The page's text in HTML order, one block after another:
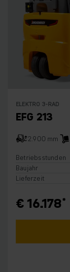
ELEKTRO 3-RAD
EFG 213
2.900 mm
Betriebsstunden
Baujahr
Lieferzeit
€ 16.178